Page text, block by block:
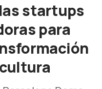
startups
para